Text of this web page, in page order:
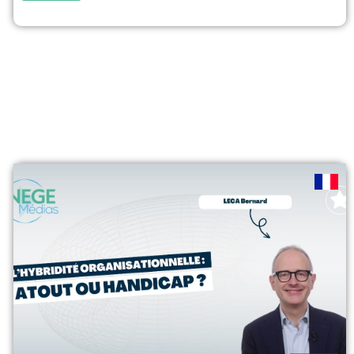
employee productivity, and talent retention. ▶️ In this